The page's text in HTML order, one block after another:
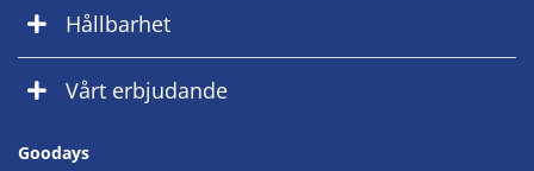
Hållbarhet
Vårt erbjudande
Goodays